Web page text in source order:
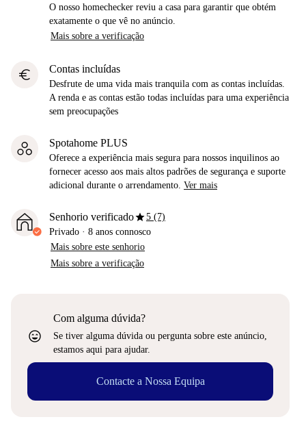
O nosso homechecker reviu a casa para garantir que obtém
exatamente o que vê no anúncio.
Mais sobre a verificação
euro Contas incluídas
Desfrute de uma vida mais tranquila com as contas incluídas.
A renda e as contas estão todas incluídas para uma experiência
sem preocupações
Spotahome PLUS
Oferece a experiência mais segura para nossos inquilinos ao
fornecer acesso aos mais altos padrões de segurança e suporte
adicional durante o arrendamento. Ver mais
Senhorio verificadostar5 (7)
Privado · 8 anos connosco
Mais sobre este senhorio
Mais sobre a verificação
sentiment_very_satisfied
Com alguma dúvida?
Se tiver alguma dúvida ou pergunta sobre este anúncio,
estamos aqui para ajudar.
Contacte a Nossa Equipa